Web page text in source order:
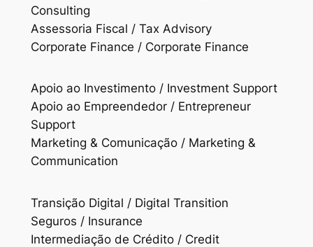
Consulting
Assessoria Fiscal / Tax Advisory
Corporate Finance / Corporate Finance
Apoio ao Investimento / Investment Support
Apoio ao Empreendedor / Entrepreneur
Support
Marketing & Comunicação / Marketing &
Communication
Transição Digital / Digital Transition
Seguros / Insurance
Intermediação de Crédito / Credit